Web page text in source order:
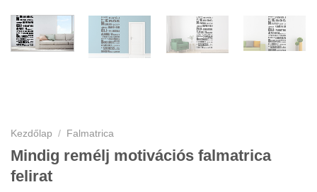
Kezdőlap / Falmatrica
Mindig remélj motivációs falmatrica
felirat